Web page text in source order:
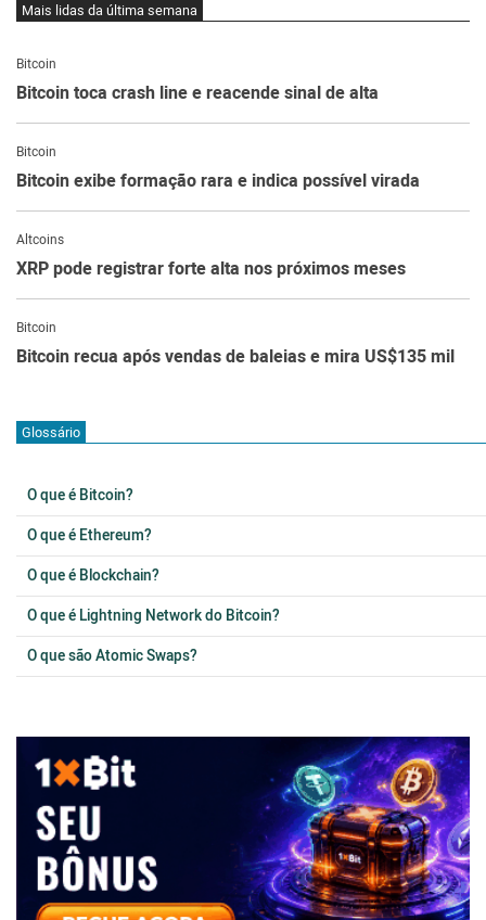
Mais lidas da última semana
Bitcoin
Bitcoin toca crash line e reacende sinal de alta
Bitcoin
Bitcoin exibe formação rara e indica possível virada
Altcoins
XRP pode registrar forte alta nos próximos meses
Bitcoin
Bitcoin recua após vendas de baleias e mira US$135 mil
Glossário
O que é Bitcoin?
O que é Ethereum?
O que é Blockchain?
O que é Lightning Network do Bitcoin?
O que são Atomic Swaps?